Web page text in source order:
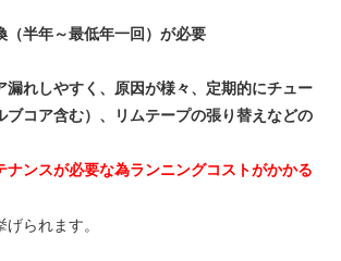
半年～最低年一回）が必要
れしやすく、原因が様々、定期的にチュー
ブコア含む）、リムテープの張り替えなどの
ンスが必要な為ランニングコストがかかる
られます。